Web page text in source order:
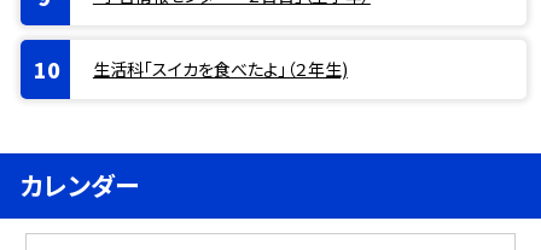
生活科「スイカを食べたよ」（２年生)
カレンダー